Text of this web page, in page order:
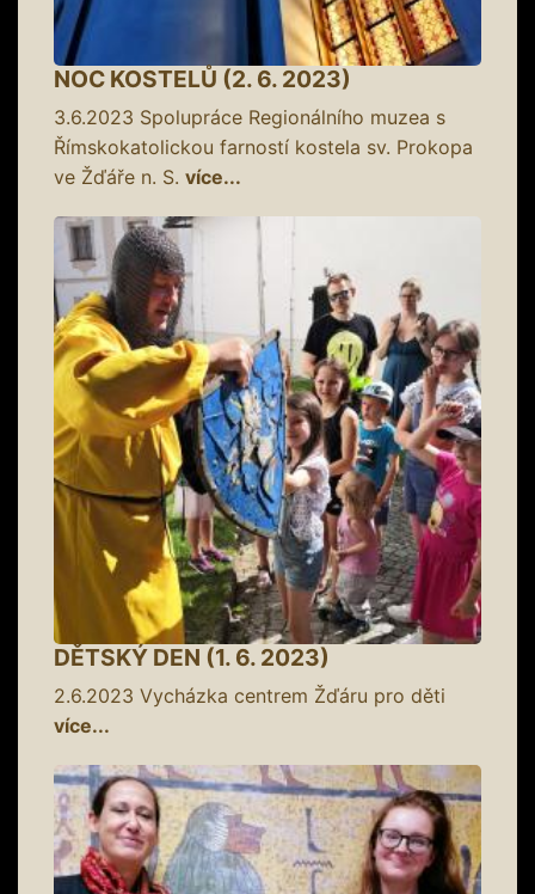
NOC KOSTELŮ (2. 6. 2023)
3.6.2023 Spolupráce Regionálního muzea s
Římskokatolickou farností kostela sv. Prokopa
ve Žďáře n. S. více...
DĚTSKÝ DEN (1. 6. 2023)
2.6.2023 Vycházka centrem Žďáru pro děti
více...